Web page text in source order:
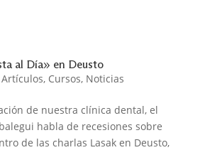
al Día» en Deusto
Artículos, Cursos, Noticias
de nuestra clínica dental, el
habla de recesiones sobre
de las charlas Lasak en Deusto,